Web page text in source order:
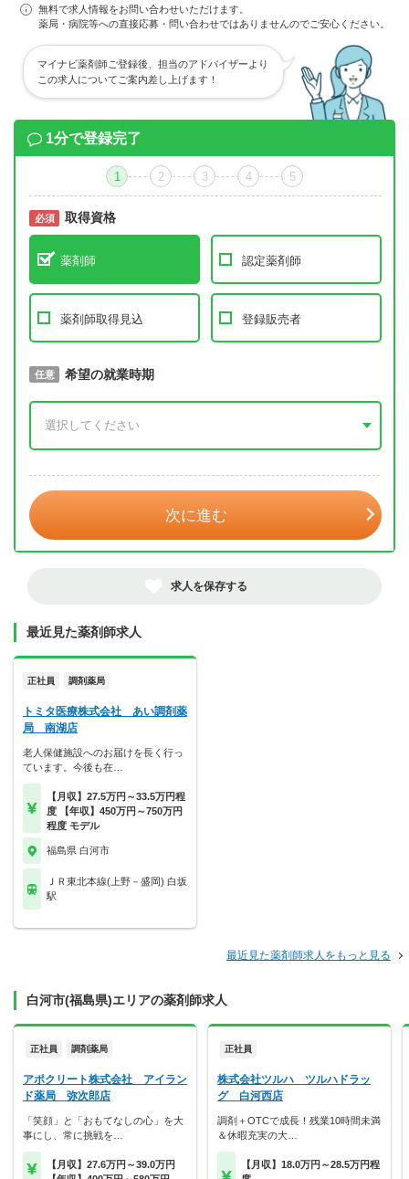
無料で求人情報をお問い合わせいただけます。
薬局・病院等への直接応募・問い合わせではありませんのでご安心ください。
マイナビ薬剤師ご登録後、担当のアドバイザーより
この求人についてご案内差し上げます！
1分で登録完了
1 2 3 4 5
必須 取得資格
薬剤師 認定薬剤師
薬剤師取得見込 登録販売者
必須 取得予定年
任意 希望の就業時期
次に進む
求人を保存する
最近見た薬剤師求人
正社員 調剤薬局
トミタ医療株式会社 あい調剤薬
局 南湖店
老人保健施設へのお届けを長く行っ
ています。今後も在…
【月収】27.5万円～33.5万円程
度 【年収】450万円～750万円
程度 モデル
福島県 白河市
ＪＲ東北本線(上野－盛岡) 白坂
駅
最近見た薬剤師求人をもっと見る
白河市(福島県)エリアの薬剤師求人
正社員 調剤薬局
アポクリート株式会社 アイラン
ド薬局 弥次郎店
「笑顔」と「おもてなしの心」を大
事にし、常に挑戦を…
【月収】27.6万円～39.0万円
正社員
株式会社ツルハ ツルハドラッ
グ 白河西店
調剤＋OTCで成長！残業10時間未満
＆休暇充実の大…
【月収】18.0万円～28.5万円程